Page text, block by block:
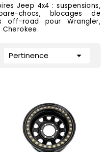
Jeep 4x4 : suspensions,
chocs, blocages de
off-road pour Wrangler,
Pertinence 